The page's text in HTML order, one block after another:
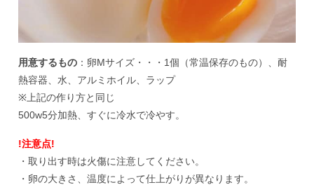
用意するもの ：卵Mサイズ・・・1個（常温保存のもの）、耐
熱容器、水、アルミホイル、ラップ
※上記の作り方と同じ
500w5分加熱、すぐに冷水で冷やす。
!注意点!
・取り出す時は火傷に注意してください。
・卵の大きさ、温度によって仕上がりが異なります。